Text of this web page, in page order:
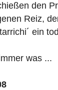
den
Reiz,
ein
was ...